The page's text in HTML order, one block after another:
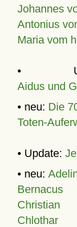
Johannes
Antonius
Maria vom
•
Aidus und
• neu: Die
Toten-
• Update:
• neu:
Bernacus
Christian
Chlothar